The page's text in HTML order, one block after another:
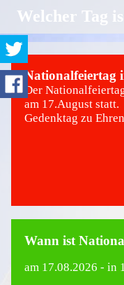
Welcher Tag
Nationalfeiertag
Der
am 17.August statt.
Gedenktag zu
Wann ist
am 17.08.2026 - in